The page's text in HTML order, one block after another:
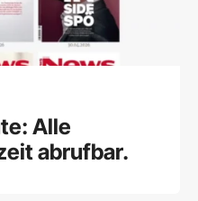
Alle
abrufbar.